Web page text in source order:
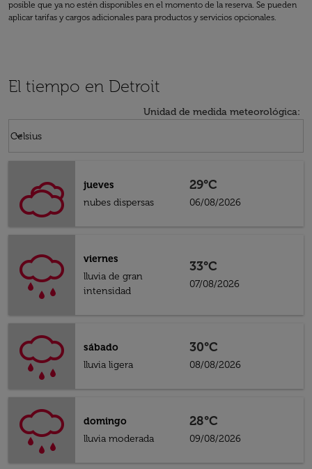
posible que ya no estén disponibles en el momento de la reserva. Se pueden
aplicar tarifas y cargos adicionales para productos y servicios opcionales.
El tiempo en Detroit
Unidad de medida meteorológica:
Celsius
keyboard_arrow_down
jueves
nubes dispersas
29°C
06/08/2026
viernes
lluvia de gran
intensidad
33°C
07/08/2026
sábado
lluvia ligera
30°C
08/08/2026
domingo
lluvia moderada
28°C
09/08/2026